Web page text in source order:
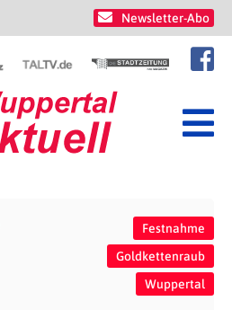
Newsletter-Abo
Festnahme
Goldkettenraub
Wuppertal